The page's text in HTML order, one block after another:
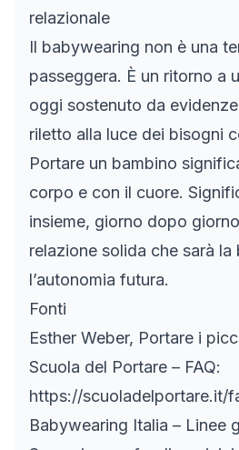
relazionale
Il babywearing non è una
passeggera. È un ritorno a
oggi sostenuto da
riletto alla luce dei bisogni
Portare un bambino
corpo e con il cuore.
insieme, giorno dopo
relazione solida che sarà la
l’autonomia futura.
Fonti
Esther Weber, Portare i
Scuola del Portare – FAQ:
https://scuoladelportare.it/
Babywearing Italia – Linee